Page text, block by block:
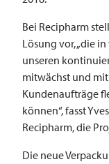
Bei Recipharm
Lösung vor, „die
unseren
mitwächst und
Kundenaufträge
können“, fasst
Recipharm, die
Die neue